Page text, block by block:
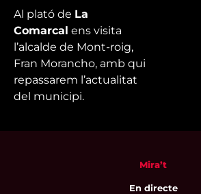
Al plató de La
Comarcal ens visita
l’alcalde de Mont-roig,
Fran Morancho, amb qui
repassarem l’actualitat
del municipi.
Mira’t
En directe